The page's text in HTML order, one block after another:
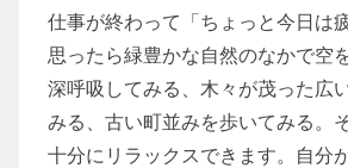
仕事が終わって「ちょっと今日は
思ったら緑豊かな自然のなかで空
深呼吸してみる、木々が茂った広
みる、古い町並みを歩いてみる。
十分にリラックスできます。自分